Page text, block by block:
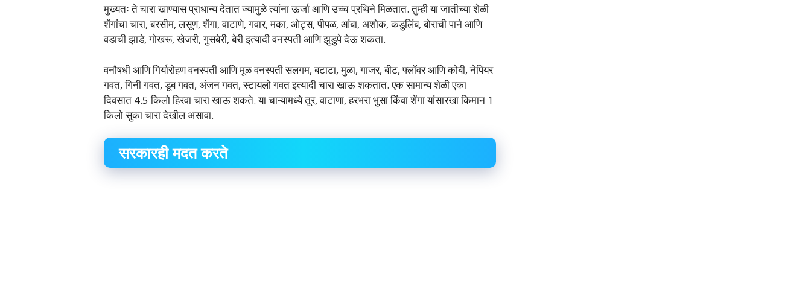
मुख्यतः ते चारा खाण्यास प्राधान्य देतात ज्यामुळे त्यांना ऊर्जा आणि उच्च प्रथिने मिळतात. तुम्ही या जातीच्या शेळी
शेंगांचा चारा, बरसीम, लसूण, शेंगा, वाटाणे, गवार, मका, ओट्स, पीपळ, आंबा, अशोक, कडुलिंब, बोराची पाने आणि
वडाची झाडे, गोखरू, खेजरी, गुसबेरी, बेरी इत्यादी वनस्पती आणि झुडुपे देऊ शकता.
वनौषधी आणि गिर्यारोहण वनस्पती आणि मूळ वनस्पती सलगम, बटाटा, मुळा, गाजर, बीट, फ्लॉवर आणि कोबी, नेपियर
गवत, गिनी गवत, डूब गवत, अंजन गवत, स्टायलो गवत इत्यादी चारा खाऊ शकतात. एक सामान्य शेळी एका
दिवसात 4.5 किलो हिरवा चारा खाऊ शकते. या चाऱ्यामध्ये तूर, वाटाणा, हरभरा भुसा किंवा शेंगा यांसारखा किमान 1
किलो सुका चारा देखील असावा.
सरकारही मदत करते